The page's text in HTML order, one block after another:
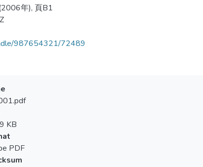
年), 頁B1
987654321/72489
KB
PDF